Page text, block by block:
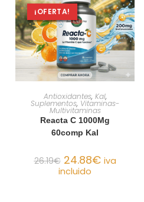
¡OFERTA!
AÑADIR AL CARRITO
Antioxidantes, Kal,
Suplementos, Vitaminas-
Multivitaminas
Reacta C 1000Mg
60comp Kal
26.19€ 24.88€ iva
incluido